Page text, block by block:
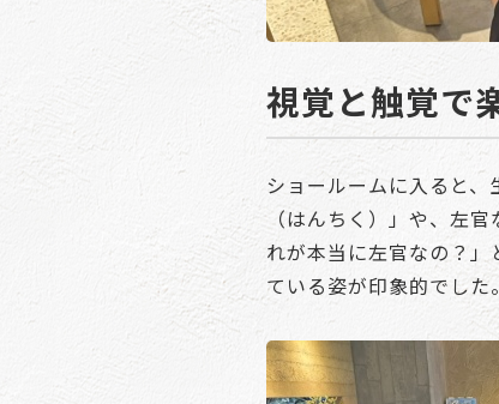
視覚と触覚で
ショールームに入ると
（はんちく）」や、左
れが本当に左官なの？
ている姿が印象的でした。